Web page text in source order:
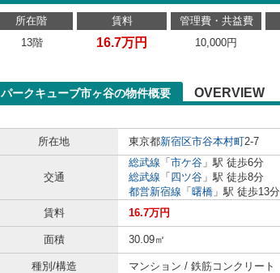
所在階 賃料 管理費・共益費
13階
16.7万円 10,000円
パークキューブ市ヶ谷の物件概要 OVERVIEW
所在地
東京都新宿区市谷本村町2-7
交通
総武線 「 市ケ谷 」駅 徒歩6分
総武線 「 四ツ谷 」駅 徒歩8分
都営新宿線 「 曙橋 」駅 徒歩13分
賃料
16.7万円
面積 30.09㎡
種別/構造 マンション / 鉄筋コンクリート